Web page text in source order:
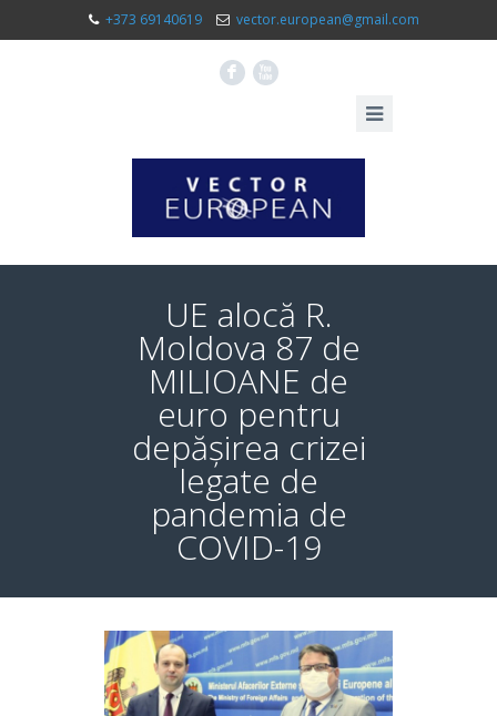
+373 69140619 vector.european@gmail.com
F X
UE alocă R.
Moldova 87 de
MILIOANE de
euro pentru
depășirea crizei
legate de
pandemia de
COVID-19